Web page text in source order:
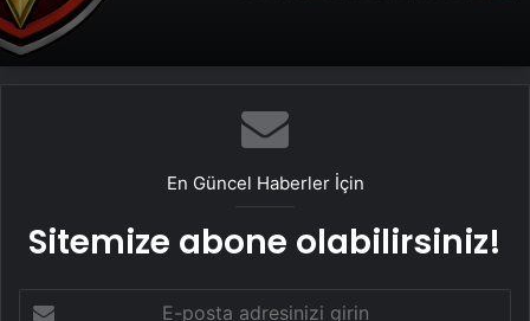
En Güncel Haberler İçin
Sitemize abone olabilirsiniz!